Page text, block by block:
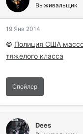
Выживальщик
19 Янв 2014
© Полиция США
тяжелого класса
Спойлер
Dees